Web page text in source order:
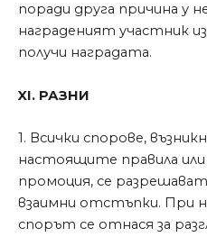
поради друга причина у
награденият участник
получи наградата.
XI. РАЗНИ
1. Всички спорове,
настоящите правила или
промоция, се разрешават
взаимни отстъпки. При
спорът се отнася за